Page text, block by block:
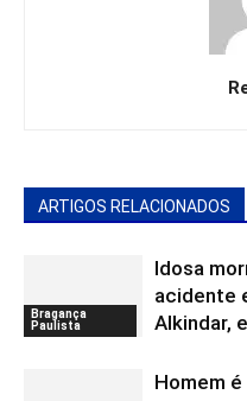
ARTIGOS RELACIONADOS
Bragança
Paulista
Idosa
acidente
Alkindar,
Homem